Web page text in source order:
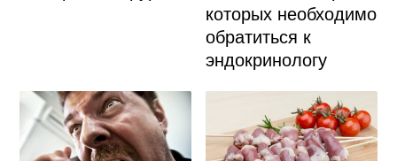
которых необходимо
обратиться к
эндокринологу